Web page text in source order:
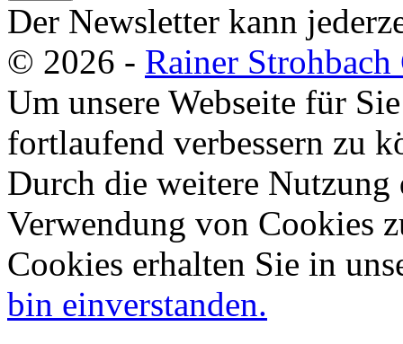
Der Newsletter kann
© 2026 - Rainer
Um unsere Webseite für
fortlaufend verbessern zu
Durch die weitere Nutzung
Verwendung von Cookies
Cookies erhalten Sie in
bin einverstanden.